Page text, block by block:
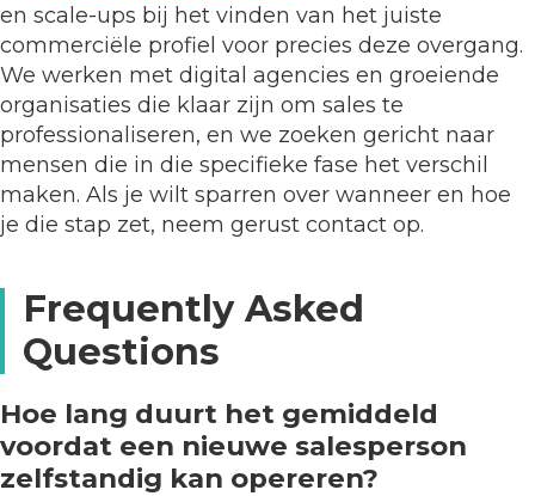
en scale-ups bij het vinden van het juiste
commerciële profiel voor precies deze overgang.
We werken met digital agencies en groeiende
organisaties die klaar zijn om sales te
professionaliseren, en we zoeken gericht naar
mensen die in die specifieke fase het verschil
maken. Als je wilt sparren over wanneer en hoe
je die stap zet, neem gerust contact op.
Frequently Asked
Questions
Hoe lang duurt het gemiddeld
voordat een nieuwe salesperson
zelfstandig kan opereren?